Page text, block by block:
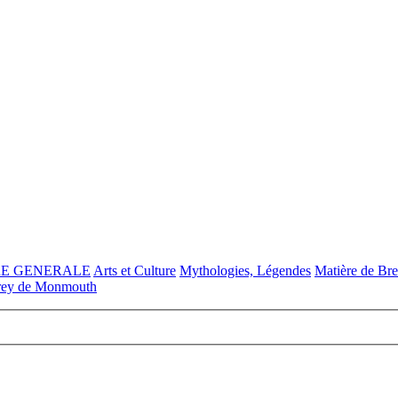
GENERALE Arts et Culture Mythologies, Légendes Matière de
de Monmouth